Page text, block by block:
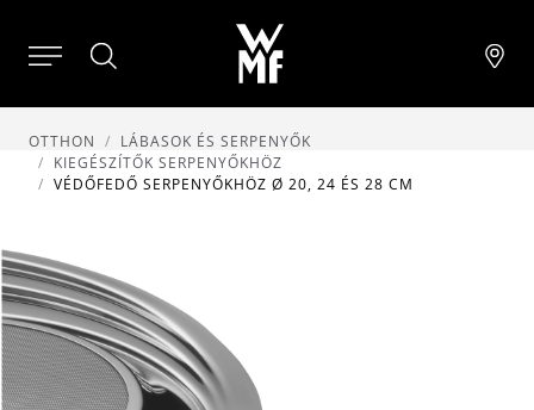
OTTHON
LÁBASOK ÉS SERPENYŐK
KIEGÉSZÍTŐK SERPENYŐKHÖZ
VÉDŐFEDŐ SERPENYŐKHÖZ Ø 20, 24 ÉS 28 CM